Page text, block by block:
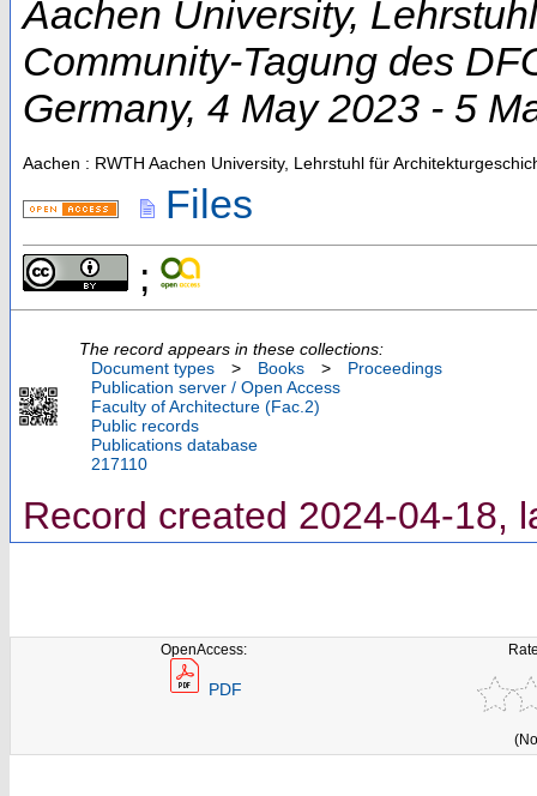
Aachen University,
Community-Tagung des
Germany, 4 May 2023 - 5
Aachen : RWTH Aachen University, Lehrstuhl für
Files
;
The record appears in these collections:
Document types
> Books >
Proceedings
Publication server / Open Access
Faculty of Architecture (Fac.2)
Public records
Publications database
217110
Record created 2024-04-18,
OpenAccess:
PDF